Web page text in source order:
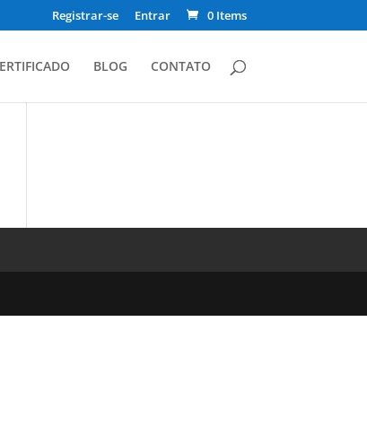
Registrar-se Entrar 0 Items
BLOG CONTATO